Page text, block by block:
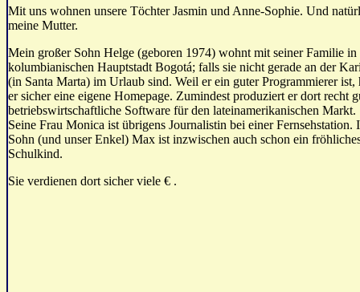
Mit uns wohnen unsere Töchter Jasmin und Anne-Sophie. Und
meine Mutter.
Mein großer Sohn Helge (geboren 1974) wohnt mit seiner Familie in
kolumbianischen Hauptstadt Bogotá; falls sie nicht gerade an der
(in Santa Marta) im Urlaub sind. Weil er ein guter Programmierer ist,
er sicher eine eigene Homepage. Zumindest produziert er dort recht
betriebswirtschaftliche Software für den lateinamerikanischen Markt.
Seine Frau Monica ist übrigens Journalistin bei einer Fernsehstation.
Sohn (und unser Enkel) Max ist inzwischen auch schon ein
Schulkind.
Sie verdienen dort sicher viele € .